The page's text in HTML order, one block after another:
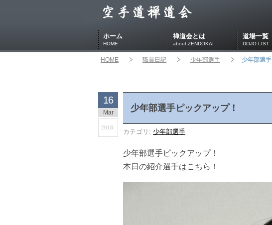
ホーム
HOME
禅道会とは
about ZENDOKAI
道場一覧
DOJO LIST
HOME 職員日記 少年部選手 少年部選
少年部選手ピックアップ！
16
Mar
2018
カテゴリ: 少年部選手
少年部選手ピックアップ！
本日の紹介選手はこちら！